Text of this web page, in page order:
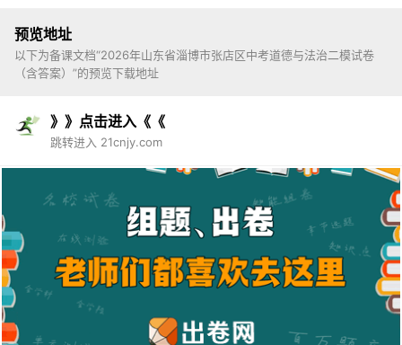
预览地址
以下为备课文档“2026年山东省淄博市张店区中考道德与法治二模试卷
（含答案）”的预览下载地址
》》点击进入《《
跳转进入 21cnjy.com